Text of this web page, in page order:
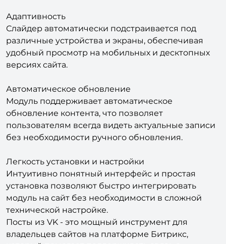
Адаптивность
Слайдер автоматически подстраивается под
различные устройства и экраны, обеспечивая
удобный просмотр на мобильных и десктопных
Автоматическое обновление
Модуль поддерживает автоматическое
обновление контента, что позволяет
пользователям всегда видеть актуальные записи
Легкость установки и настройки
Интуитивно понятный интерфейс и простая
установка позволяют быстро интегрировать
модуль на сайт без необходимости в сложной
технической настройке.
Посты из VK - это мощный инструмент для